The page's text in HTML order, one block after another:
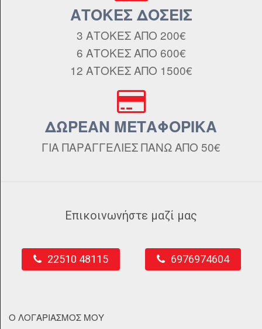
ΑΤΟΚΕΣ ΔΟΣΕΙΣ
3 ΑΤΟΚΕΣ ΑΠΟ 200€
6 ΑΤΟΚΕΣ ΑΠΟ 600€
12 ΑΤΟΚΕΣ ΑΠΟ 1500€
ΔΩΡΕΑΝ ΜΕΤΑΦΟΡΙΚΑ
ΓΙΑ ΠΑΡΑΓΓΕΛΙΕΣ ΠΑΝΩ ΑΠΟ 50€
Επικοινωνήστε μαζί μας
22510 48115 6976974604
Ο ΛΟΓΑΡΙΑΣΜΟΣ ΜΟΥ